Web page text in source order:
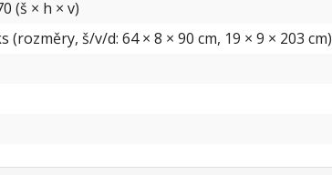
(š × h × v)
(rozměry, š/v/d: 64 × 8 × 90 cm, 19 × 9 × 203 cm)